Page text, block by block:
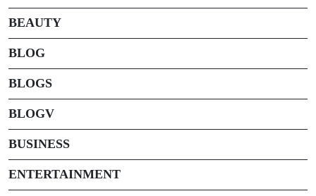
BEAUTY
BLOG
BLOGS
BLOGV
BUSINESS
ENTERTAINMENT